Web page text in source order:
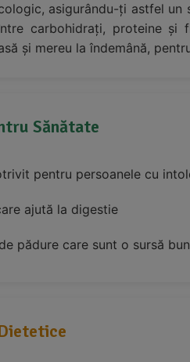
asigurându-ți astfel
carbohidrați, proteine și
și mereu la îndemână,
Sănătate
pentru persoanele cu
ajută la digestie
pădure care sunt o sursă